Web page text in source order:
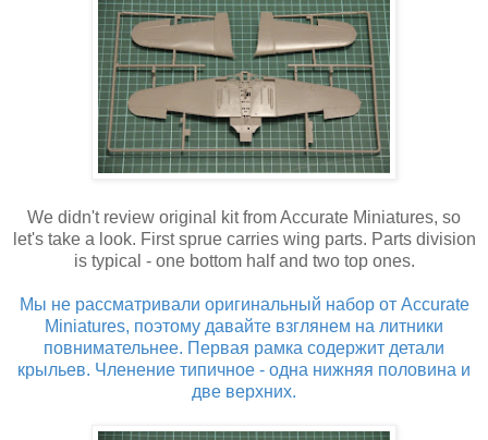
We didn't review original kit from Accurate Miniatures, so
let's take a look. First sprue carries wing parts. Parts division
is typical - one bottom half and two top ones.
Мы не рассматривали оригинальный набор от Accurate
Miniatures, поэтому давайте взглянем на литники
повнимательнее. Первая рамка содержит детали
крыльев. Членение типичное - одна нижняя половина и
две верхних.